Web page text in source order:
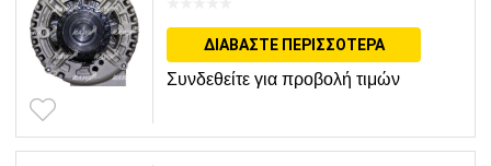
ΔΙΑΒΆΣΤΕ ΠΕΡΙΣΣΌΤΕΡΑ
Συνδεθείτε για προβολή τιμών